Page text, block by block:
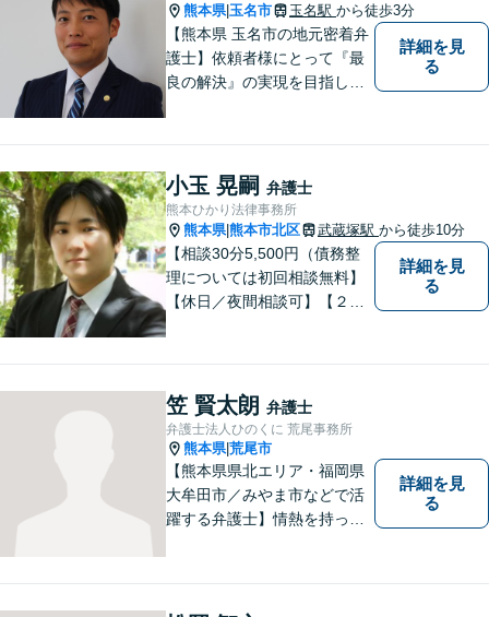
熊本県| 玉名市 玉名駅 から徒歩3分
【熊本県 玉名市の地元密着弁
護士】依頼者様にとって『最
良の解決』の実現を目指しま
詳細を見
る
小玉 晃嗣 弁護士
熊本ひかり法律事務所
熊本県|熊本市北区 武蔵塚駅 から徒歩10分
【相談30分5,500円（債務整
理については初回相談無料】
【休日／夜間相談可】【２０
詳細を見
る
笠 賢太朗 弁護士
弁護士法人ひのくに 荒尾事務所
熊本県|荒尾市
【熊本県県北エリア・福岡県
大牟田市／みやま市などで活
躍する弁護士】情熱を持って
題に1つ1つ丁寧に取り組みま
詳細を見
る